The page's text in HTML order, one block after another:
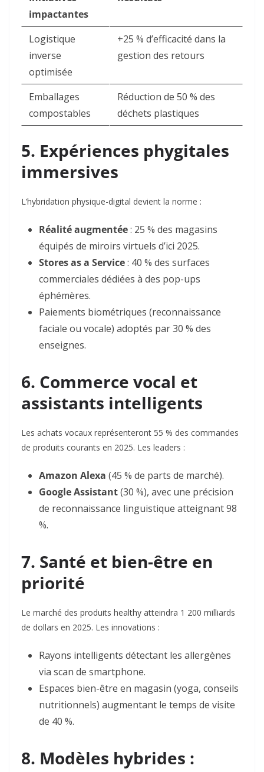
impactantes
Logistique
inverse
optimisée
+25 % d’efficacité dans la
gestion des retours
Emballages
compostables
Réduction de 50 % des
déchets plastiques
5. Expériences phygitales
immersives
L’hybridation physique-digital devient la norme :
Réalité augmentée: 25 % des magasins
équipés de miroirs virtuels d’ici 2025.
Stores as a Service: 40 % des surfaces
commerciales dédiées à des pop-ups
éphémères.
Paiements biométriques (reconnaissance
faciale ou vocale) adoptés par 30 % des
enseignes.
6. Commerce vocal et
assistants intelligents
Les achats vocaux représenteront 55 % des commandes
de produits courants en 2025. Les leaders :
Amazon Alexa (45 % de parts de marché).
Google Assistant(30 %), avec une précision
de reconnaissance linguistique atteignant 98
%.
7. Santé et bien-être en
priorité
Le marché des produits healthy atteindra 1 200 milliards
de dollars en 2025. Les innovations :
Rayons intelligents détectant les allergènes
via scan de smartphone.
Espaces bien-être en magasin (yoga, conseils
nutritionnels) augmentant le temps de visite
de 40 %.
8. Modèles hybrides :